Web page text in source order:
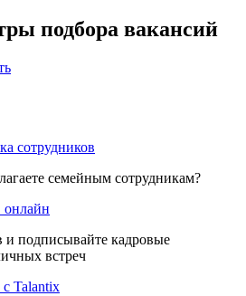
подбора вакансий
сотрудников
семейным сотрудникам?
онлайн
и подписывайте кадровые
встреч
с Talantix